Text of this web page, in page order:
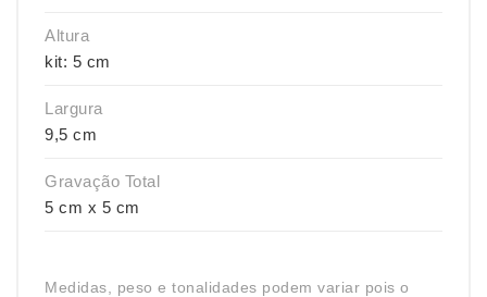
Altura
kit: 5 cm
Largura
9,5 cm
Gravação Total
5 cm x 5 cm
Medidas, peso e tonalidades podem variar pois o